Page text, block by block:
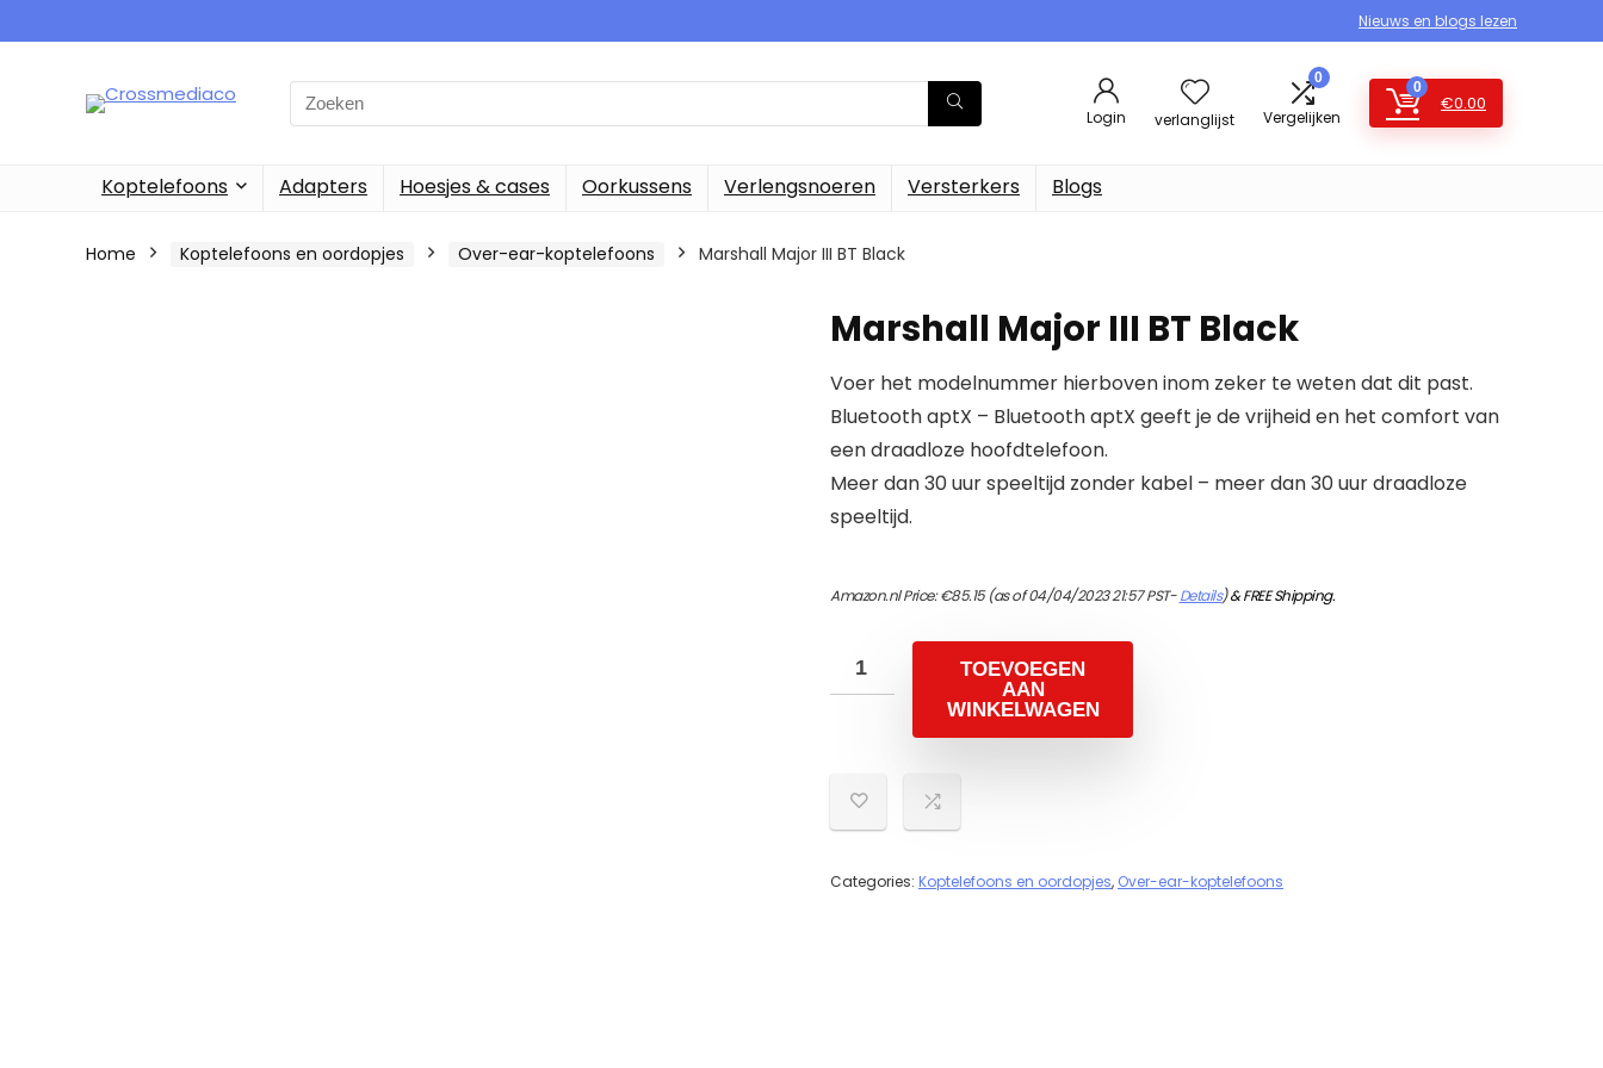
Nieuws en blogs lezen
Search
for:
Login verlanglijst
0
Vergelijken
0
€0.00
Koptelefoons Adapters Hoesjes & cases Oorkussens Verlengsnoeren Versterkers Blogs
Home Koptelefoons en oordopjes Over-ear-koptelefoons Marshall Major III BT Black
Marshall Major III BT Black
Voer het modelnummer hierboven inom zeker te weten dat dit past.
Bluetooth aptX – Bluetooth aptX geeft je de vrijheid en het comfort van
een draadloze hoofdtelefoon.
Meer dan 30 uur speeltijd zonder kabel – meer dan 30 uur draadloze
speeltijd.
Amazon.nl Price:€85.15(as of 04/04/2023 21:57 PST-Details)&FREE Shipping.
TOEVOEGEN
AAN
WINKELWAGEN
Categories: Koptelefoons en oordopjes, Over-ear-koptelefoons